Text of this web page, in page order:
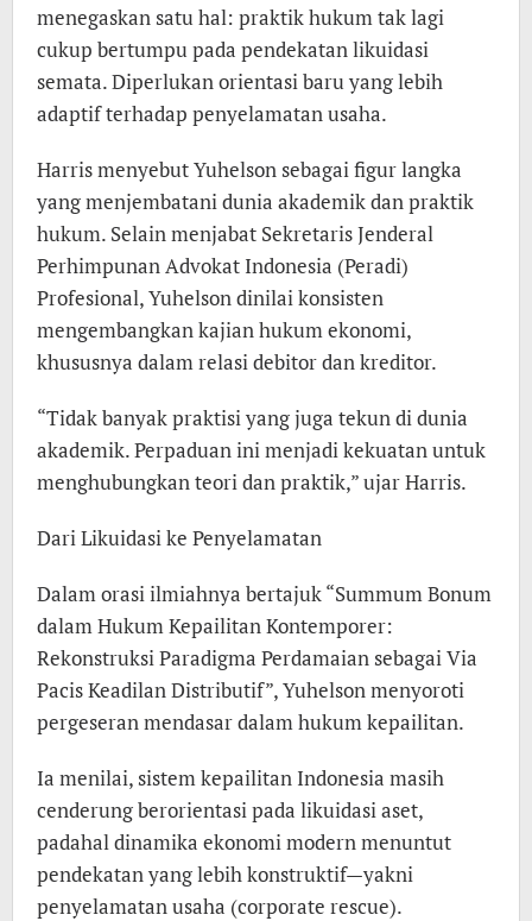
menegaskan satu hal: praktik hukum tak lagi
cukup bertumpu pada pendekatan likuidasi
semata. Diperlukan orientasi baru yang lebih
adaptif terhadap penyelamatan usaha.
Harris menyebut Yuhelson sebagai figur langka
yang menjembatani dunia akademik dan praktik
hukum. Selain menjabat Sekretaris Jenderal
Perhimpunan Advokat Indonesia (Peradi)
Profesional, Yuhelson dinilai konsisten
mengembangkan kajian hukum ekonomi,
khususnya dalam relasi debitor dan kreditor.
“Tidak banyak praktisi yang juga tekun di dunia
akademik. Perpaduan ini menjadi kekuatan untuk
menghubungkan teori dan praktik,” ujar Harris.
Dari Likuidasi ke Penyelamatan
Dalam orasi ilmiahnya bertajuk “Summum Bonum
dalam Hukum Kepailitan Kontemporer:
Rekonstruksi Paradigma Perdamaian sebagai Via
Pacis Keadilan Distributif”, Yuhelson menyoroti
pergeseran mendasar dalam hukum kepailitan.
Ia menilai, sistem kepailitan Indonesia masih
cenderung berorientasi pada likuidasi aset,
padahal dinamika ekonomi modern menuntut
pendekatan yang lebih konstruktif—yakni
penyelamatan usaha (corporate rescue).